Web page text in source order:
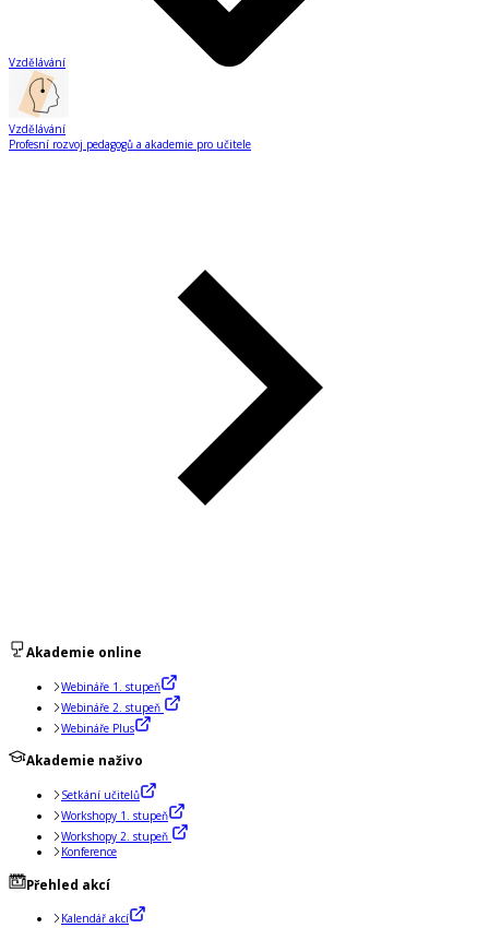
Vzdělávání
Vzdělávání
Profesní rozvoj pedagogů a akademie pro učitele
Akademie online
Webináře 1. stupeň
Webináře 2. stupeň
Webináře Plus
Akademie naživo
Setkání učitelů
Workshopy 1. stupeň
Workshopy 2. stupeň
Konference
Přehled akcí
Kalendář akcí